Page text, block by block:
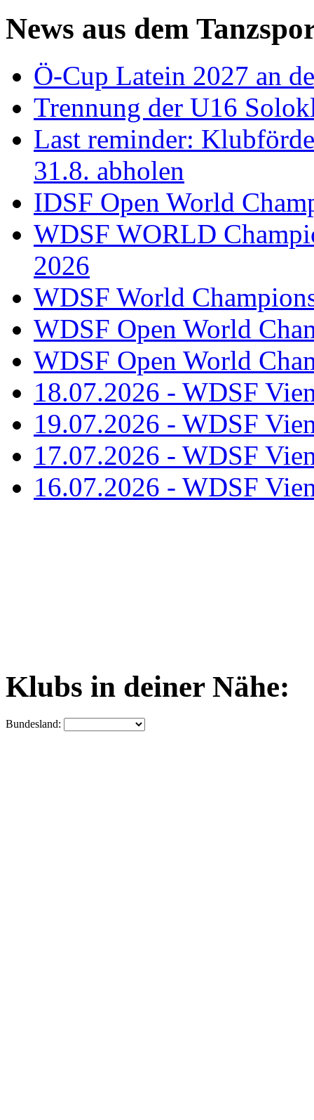
News aus dem
Ö-Cup Latein 2027 an
Trennung der U16
Last reminder:
31.8. abholen
IDSF Open World
WDSF WORLD
2026
WDSF World
WDSF Open World
WDSF Open World
18.07.2026 - WDSF
19.07.2026 - WDSF
17.07.2026 - WDSF
16.07.2026 - WDSF
Klubs in deiner Nähe:
Bundesland: